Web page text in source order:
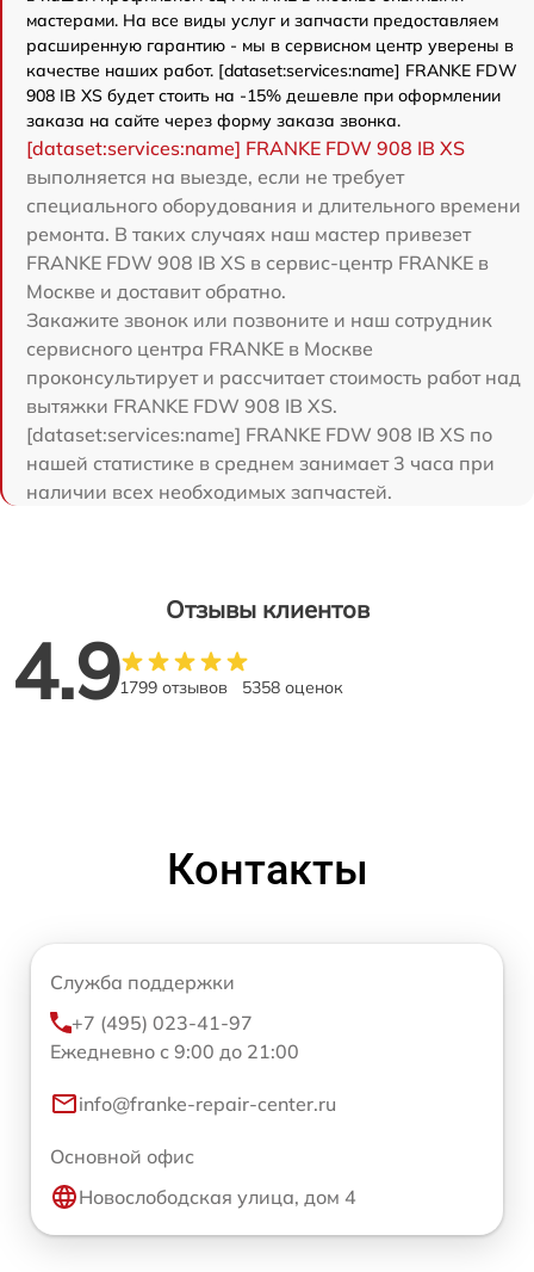
мастерами. На все виды услуг и запчасти предоставляем
расширенную гарантию - мы в сервисном центр уверены в
качестве наших работ. [dataset:services:name] FRANKE FDW
908 IB XS будет стоить на -15% дешевле при оформлении
заказа на сайте через форму заказа звонка.
[dataset:services:name] FRANKE FDW 908 IB XS
выполняется на выезде, если не требует
специального оборудования и длительного времени
ремонта. В таких случаях наш мастер привезет
FRANKE FDW 908 IB XS в сервис-центр FRANKE в
Москве и доставит обратно.
Закажите звонок или позвоните и наш сотрудник
сервисного центра FRANKE в Москве
проконсультирует и рассчитает стоимость работ над
вытяжки FRANKE FDW 908 IB XS.
[dataset:services:name] FRANKE FDW 908 IB XS по
нашей статистике в среднем занимает 3 часа при
наличии всех необходимых запчастей.
Отзывы клиентов
4.91799 отзывов 5358 оценок
Контакты
Служба поддержки
+7 (495) 023-41-97
Ежедневно с 9:00 до 21:00
info@franke-repair-center.ru
Основной офис
Новослободская улица, дом 4